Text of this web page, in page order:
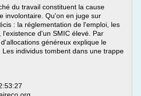
du travail constituent la cause
involontaire. Qu'on en juge sur
: la réglementation de l'emploi, les
l'existence d'un SMIC élevé. Par
généreux explique le
individus tombent dans une trappe